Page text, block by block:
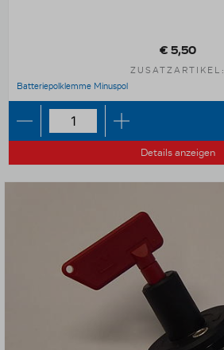
€ 5,50
ZUSATZARTIKEL:
Batteriepolklemme Minuspol
Details anzeigen